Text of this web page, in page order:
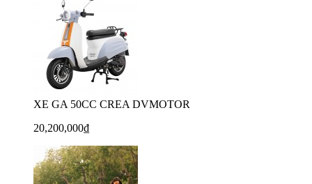
XE GA 50CC CREA DVMOTOR
20,200,000₫